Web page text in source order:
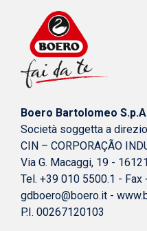
Boero Bartolomeo
Società soggetta a
CIN – CORPORAÇÃO
Via G. Macaggi, 19 -
Tel. +39 010 5500.1 -
gdboero@boero.it -
P.I. 00267120103